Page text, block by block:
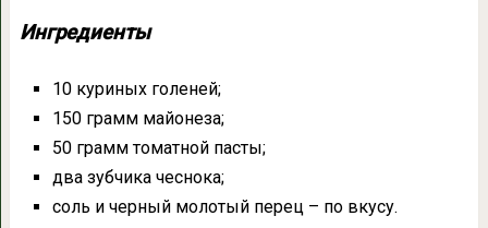
Ингредиенты
10 куриных голеней;
150 грамм майонеза;
50 грамм томатной пасты;
два зубчика чеснока;
соль и черный молотый перец – по вкусу.